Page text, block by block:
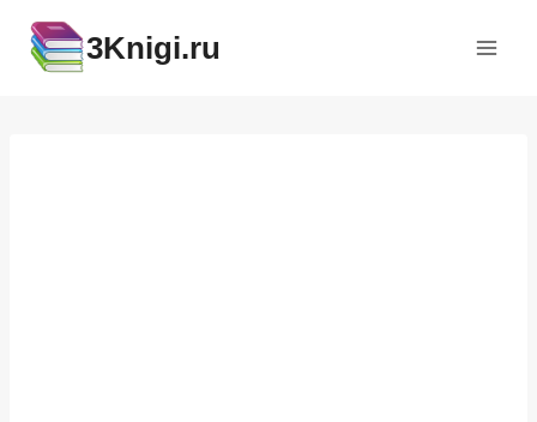
содержимому
3Knigi.ru